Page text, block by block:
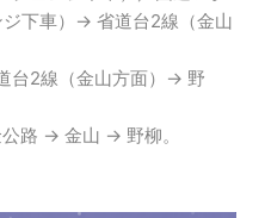
下車）→ 省道台2線（金山
台2線（金山方面）→ 野
路 → 金山 → 野柳。